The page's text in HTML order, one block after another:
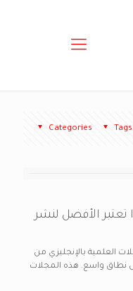
Categories Tags
تعتبر الأفضل لنشر
العلمية بالإنجليزي من
نطاق واسع. هذه المجلات